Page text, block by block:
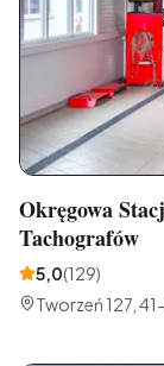
Okręgowa
Tachografów
5,0(129)
Tworzeń 127,